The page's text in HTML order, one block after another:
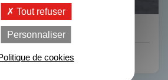
LE BRIS
Tout refuser
Personnaliser
de cookies